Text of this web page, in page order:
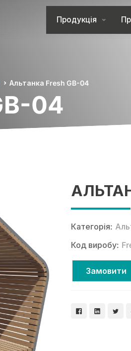
Продукція
Альтанка Fresh GB-04
04
Категорія:
Код виробу:
Замовити